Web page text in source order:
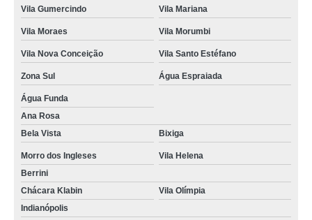
Vila Gumercindo Vila Mariana
Vila Moraes Vila Morumbi
Vila Nova Conceição Vila Santo Estéfano
Zona Sul Água Espraiada
Água Funda
Ana Rosa
Bela Vista
Bixiga
Morro dos Ingleses
Vila Helena
Berrini
Chácara Klabin
Vila Olímpia
Indianópolis